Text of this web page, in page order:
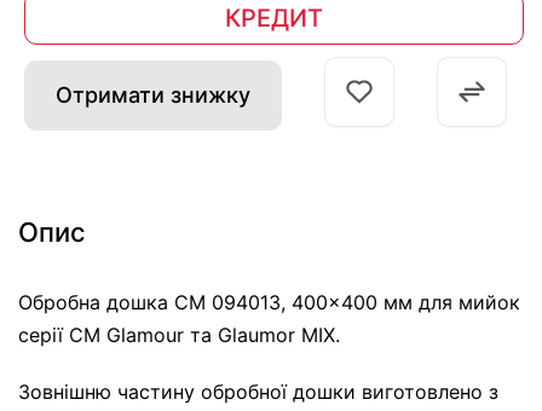
КРЕДИТ
Отримати знижку
Опис
Обробна дошка CM 094013, 400x400 мм для мийок
серії CM Glamour та Glaumor MIX.
Зовнішню частину обробної дошки виготовлено з